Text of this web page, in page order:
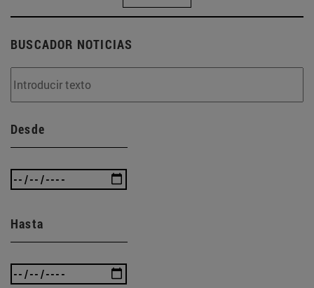
BUSCADOR NOTICIAS
Desde
Hasta